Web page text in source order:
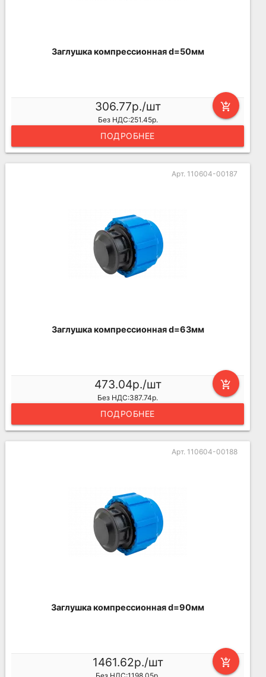
Заглушка компрессионная d=50мм
add_shopping_cart
306.77р./шт
Без НДС:251.45р.
ПОДРОБНЕЕ
Арт. 110604-00187
Заглушка компрессионная d=63мм
add_shopping_cart
473.04р./шт
Без НДС:387.74р.
ПОДРОБНЕЕ
Арт. 110604-00188
Заглушка компрессионная d=90мм
add_shopping_cart
1461.62р./шт